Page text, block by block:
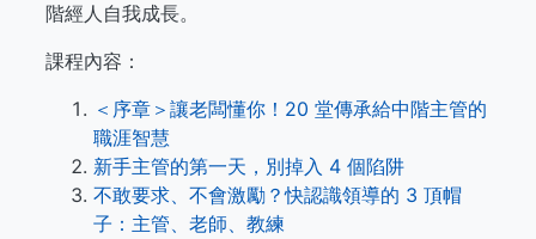
階經人自我成長。
課程內容：
＜序章＞讓老闆懂你！20 堂傳承給中階主管的
職涯智慧
新手主管的第一天，別掉入 4 個陷阱
不敢要求、不會激勵？快認識領導的 3 頂帽
子：主管、老師、教練